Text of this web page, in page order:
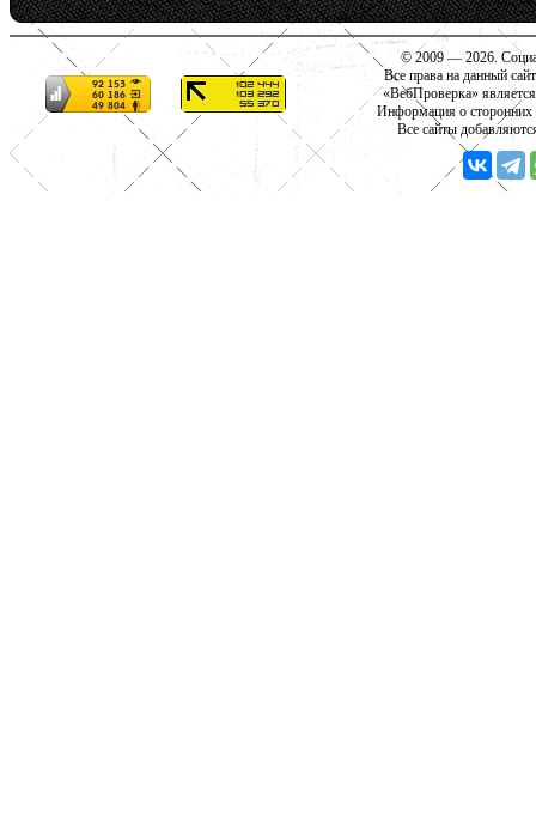
© 2009 — 2026.
Все права на данный
«ВебПроверка»
Информация о сторонних
Все сайты